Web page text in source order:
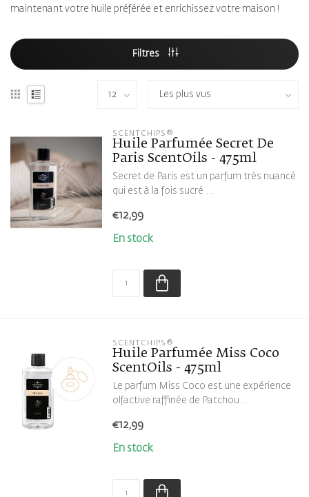
maintenant votre huile préférée et enrichissez votre maison !
Filtres
SCENTCHIPS®
Huile Parfumée Secret De
Paris ScentOils - 475ml
Secret de Paris est un parfum très nuancé
qui est à la fois sucré ...
€12,99
En stock
SCENTCHIPS®
Huile Parfumée Miss Coco
ScentOils - 475ml
Le parfum Miss Coco est une expérience
olfactive raffinée de Patchou...
€12,99
En stock